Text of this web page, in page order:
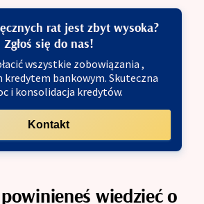
rat jest zbyt wysoka?
Zgłoś się do nas!
wszystkie zobowiązania ,
kredytem bankowym. Skuteczna
i konsolidacja kredytów.
Kontakt
wiedzieć o